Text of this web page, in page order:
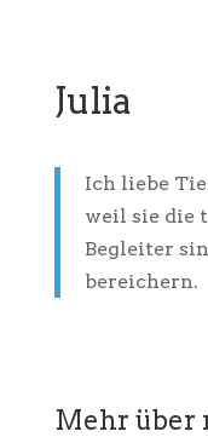
Julia
Ich liebe
weil sie die
Begleiter
bereichern.
Mehr über